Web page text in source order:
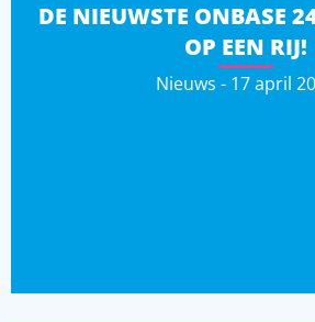
DE NIEUWSTE ONBASE
OP EEN RIJ!
Nieuws - 17 april